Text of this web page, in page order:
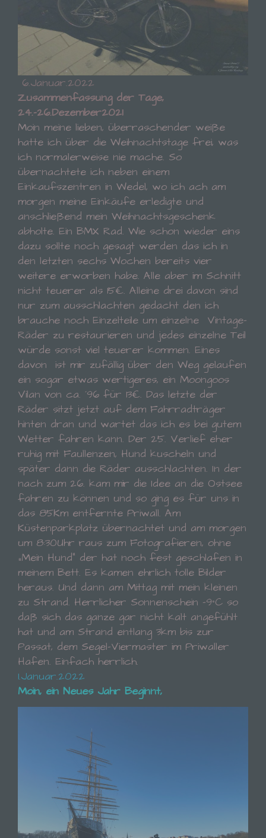
6.Januar.2022
Zusammenfassung der Tage,
24.-26.Dezember2021
Moin meine lieben, überraschender weiße
hatte ich über die Weihnachtstage frei, was
ich normalerweise nie mache. So
übernachtete ich neben einem
Einkaufszentren in Wedel, wo ich ach am
morgen meine Einkäufe erledigte und
anschließend mein Weihnachtsgeschenk
abholte. Ein BMX Rad. Wie schon wieder eins
dazu sollte noch gesagt werden das ich in
den letzten sechs Wochen bereits vier
weitere erworben habe. Alle aber im Schnitt
nicht teuerer als 15€. Alleine drei davon sind
nur zum ausschlachten gedacht den ich
brauche noch Einzelteile um einzelne Vintage-
Räder zu restaurieren und jedes einzelne Teil
würde sonst viel teuerer kommen. Eines
davon ist mir zufällig über den Weg gelaufen
ein sogar etwas wertigeres, ein Moongoos
Vilan von ca. ´96 für 13€. Das letzte der
Räder sitzt jetzt auf dem Fahrradträger
hinten dran und wartet das ich es bei gutem
Wetter fahren kann. Der 25. Verlief eher
ruhig mit Faullenzen, Hund kuscheln und
später dann die Räder ausschlachten. In der
nach zum 26. kam mir die Idee an die Ostsee
fahren zu können und so ging es für uns in
das 85Km entfernte Priwall. Am
Küstenparkplatz übernachtet und am morgen
um 8:30Uhr raus zum Fotografieren, ohne
„Mein Hund“ der hat noch fest geschlafen in
meinem Bett. Es kamen ehrlich tolle Bilder
heraus. Und dann am Mittag mit mein kleinen
zu Strand. Herrlicher Sonnenschein -9°C so
daß sich das ganze gar nicht kalt angefühlt
hat und am Strand entlang 3km bis zur
Passat, dem Segel-Viermaster im Priwaller
Hafen. Einfach herrlich.
1.Januar.2022
Moin, ein Neues Jahr Beginnt,
Einwilligung ist jede von der betroffenen Person
freiwillig für den bestimmten Fall in informierter
Weise und unmissverständlich abgegebene
Willensbekundung in Form einer Erklärung oder
einer sonstigen eindeutigen bestätigenden
Handlung, mit der die betroffene Person zu
verstehen gibt, dass sie mit der Verarbeitung der
sie betreffenden personenbezogenen Daten
einverstanden ist.
Name und Anschrift des für die Verarbeitung
Verantwortlicher im Sinne der Datenschutz-
Grundverordnung, sonstiger in den Mitgliedstaaten
der Europäischen Union geltenden
Datenschutzgesetze und anderer Bestimmungen
mit datenschutzrechtlichem Charakter ist die:
Simone Dutta
Bollerstr.29
73035 Göppingen
Deutschland
01708954121
E-Mail: simonedutta1970@yahoo.de
Cookies / SessionStorage / LocalStorage
Die Internetseiten verwenden teilweise so
genannte Cookies, LocalStorage und
SessionStorage. Dies dient dazu, unser Angebot
nutzerfreundlicher, effektiver und sicherer zu
machen. Local Storage und SessionStorage ist
eine Technologie, mit welcher ihr Browser Daten
auf Ihrem Computer oder mobilen Gerät
abspeichert. Cookies sind Textdateien, welche
über einen Internetbrowser auf einem
Computersystem abgelegt und gespeichert
werden. Sie können die Verwendung von Cookies,
LocalStorage und SessionStorage durch
entsprechende Einstellung in Ihrem Browser
verhindern.
Zahlreiche Internetseiten und Server verwenden
Cookies. Viele Cookies enthalten eine sogenannte
Cookie-ID. Eine Cookie-ID ist eine eindeutige
Kennung des Cookies. Sie besteht aus einer
Zeichenfolge, durch welche Internetseiten und
Server dem konkreten Internetbrowser zugeordnet
wurde. Dies ermöglicht es den besuchten
Internetseiten und Servern, den individuellen
Browser der betroffenen Person von anderen
Internetbrowsern, die andere Cookies enthalten,
zu unterscheiden. Ein bestimmter Internetbrowser
kann über die eindeutige Cookie-ID wiedererkannt
und identifiziert werden.
Durch den Einsatz von Cookies kann den Nutzern